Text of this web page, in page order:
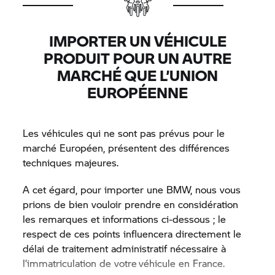
IMPORTER UN VÉHICULE
PRODUIT POUR UN AUTRE
MARCHÉ QUE L’UNION
EUROPÉENNE
Les véhicules qui ne sont pas prévus pour le
marché Européen, présentent des différences
techniques majeures.
A cet égard, pour importer une BMW, nous vous
prions de bien vouloir prendre en considération
les remarques et informations ci-dessous ; le
respect de ces points influencera directement le
délai de traitement administratif nécessaire à
l’immatriculation de votre véhicule en France.